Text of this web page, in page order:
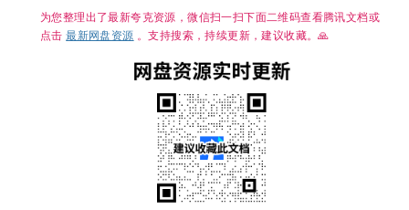
为您整理出了最新夸克资源，微信扫一扫下面二维码查看腾讯文档或
点击最新网盘资源 。支持搜索，持续更新，建议收藏。🙏